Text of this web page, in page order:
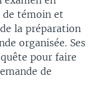
de témoin et
la préparation
organisée. Ses
pour faire
de